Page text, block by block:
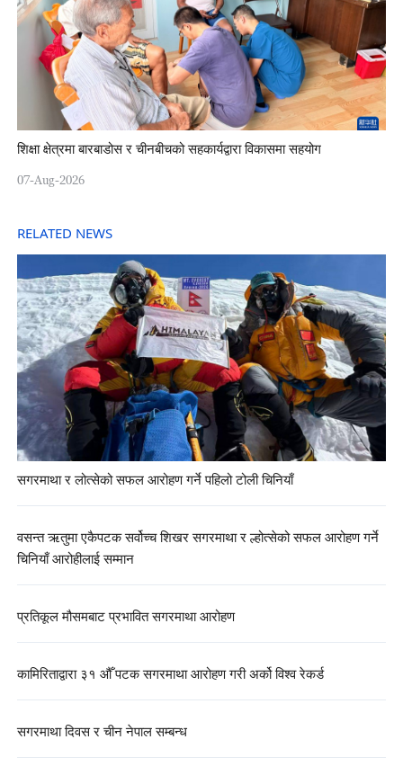
शिक्षा क्षेत्रमा बारबाडोस र चीनबीचको सहकार्यद्वारा विकासमा सहयोग
07-Aug-2026
RELATED NEWS
सगरमाथा र लोत्सेको सफल आरोहण गर्ने पहिलो टोली चिनियाँ
वसन्त ऋतुमा एकैपटक सर्वोच्च शिखर सगरमाथा र ल्होत्सेको सफल आरोहण गर्ने
चिनियाँ आरोहीलाई सम्मान
प्रतिकूल मौसमबाट प्रभावित सगरमाथा आरोहण
कामिरिताद्वारा ३१ औँ पटक सगरमाथा आरोहण गरी अर्को विश्व रेकर्ड
सगरमाथा दिवस र चीन नेपाल सम्बन्ध